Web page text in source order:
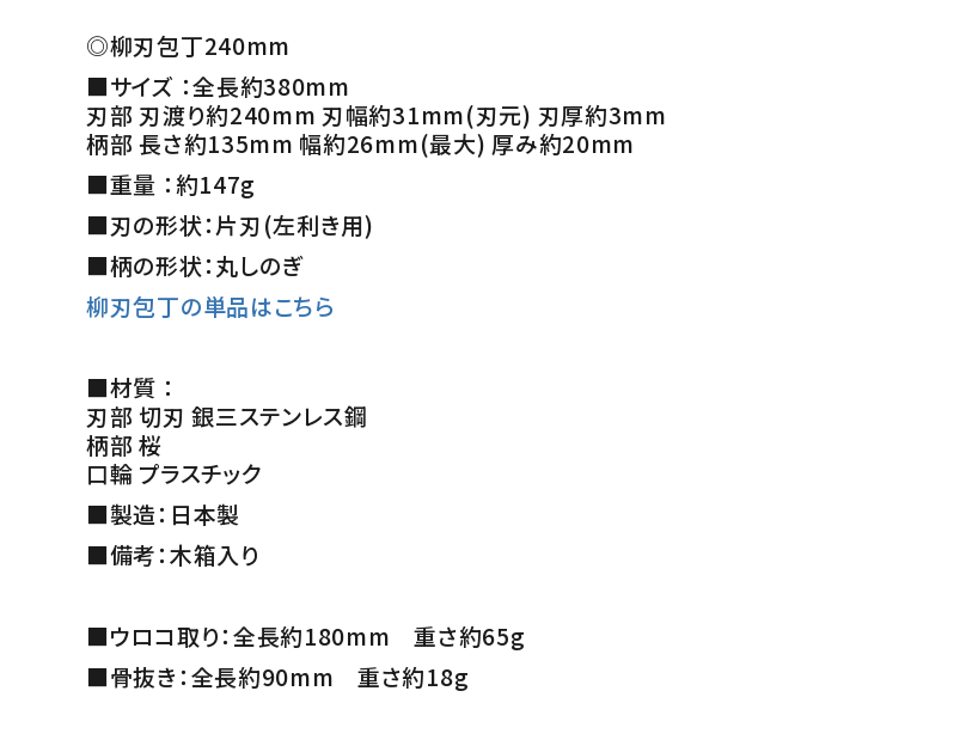
◎柳刃包丁240mm
■サイズ ：全長約380mm
刃部 刃渡り約240mm 刃幅約31mm(刃元) 刃厚約3mm
柄部 長さ約135mm 幅約26mm(最大) 厚み約20mm
■重量 ：約147g
■刃の形状：片刃(左利き用)
■柄の形状：丸しのぎ
柳刃包丁の単品はこちら
■材質 ：
刃部 切刃 銀三ステンレス鋼
柄部 桜
口輪 プラスチック
■製造：日本製
■備考：木箱入り
■ウロコ取り：全長約180mm 重さ約65g
■骨抜き：全長約90mm 重さ約18g